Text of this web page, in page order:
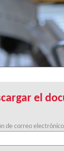
el
de correo electrónico